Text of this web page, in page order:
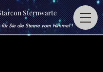
Sternwarte
für Sie die Sterne vom Himmel !